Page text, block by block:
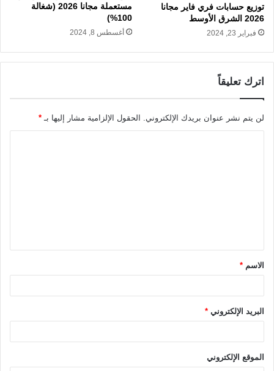
توزيع حسابات فري فاير مجانا
2026 الشرق الأوسط
فبراير 23, 2024
مستعملة مجانا 2026 (شغالة
100%)
أغسطس 8, 2024
اترك تعليقاً
لن يتم نشر عنوان بريدك الإلكتروني. الحقول الإلزامية مشار إليها بـ *
ق
*الاسم *
البريد الإلكتروني *
الموقع الإلكتروني